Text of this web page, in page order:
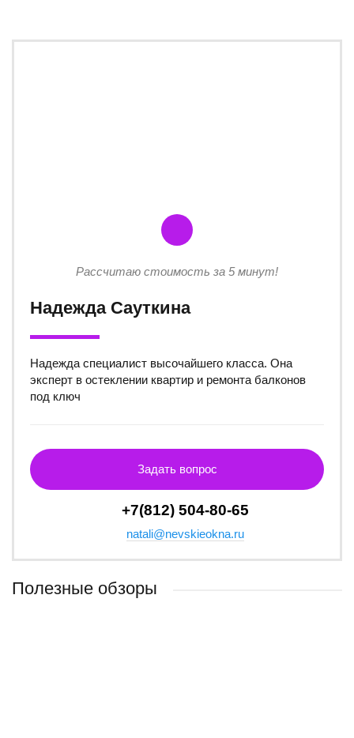
Рассчитаю стоимость за 5 минут!
Надежда Сауткина
Надежда специалист высочайшего класса. Она
эксперт в остеклении квартир и ремонта балконов
под ключ
Задать вопрос
+7(812) 504-80-65
natali@nevskieokna.ru
Полезные обзоры